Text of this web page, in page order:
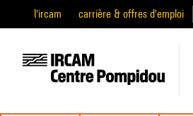
l'ircam carrière & offres d'emploi